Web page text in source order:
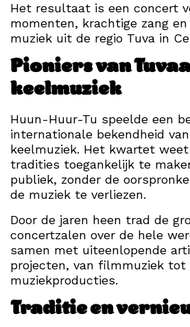
Het resultaat is een concert
momenten, krachtige zang
muziek uit de regio Tuva in
Pioniers van
keelmuziek
Huun-Huur-Tu speelde een
internationale bekendheid
keelmuziek. Het kwartet
tradities toegankelijk te
publiek, zonder de
de muziek te verliezen.
Door de jaren heen trad de
concertzalen over de hele
samen met uiteenlopende
projecten, van filmmuziek tot
muziekproducties.
Traditie en